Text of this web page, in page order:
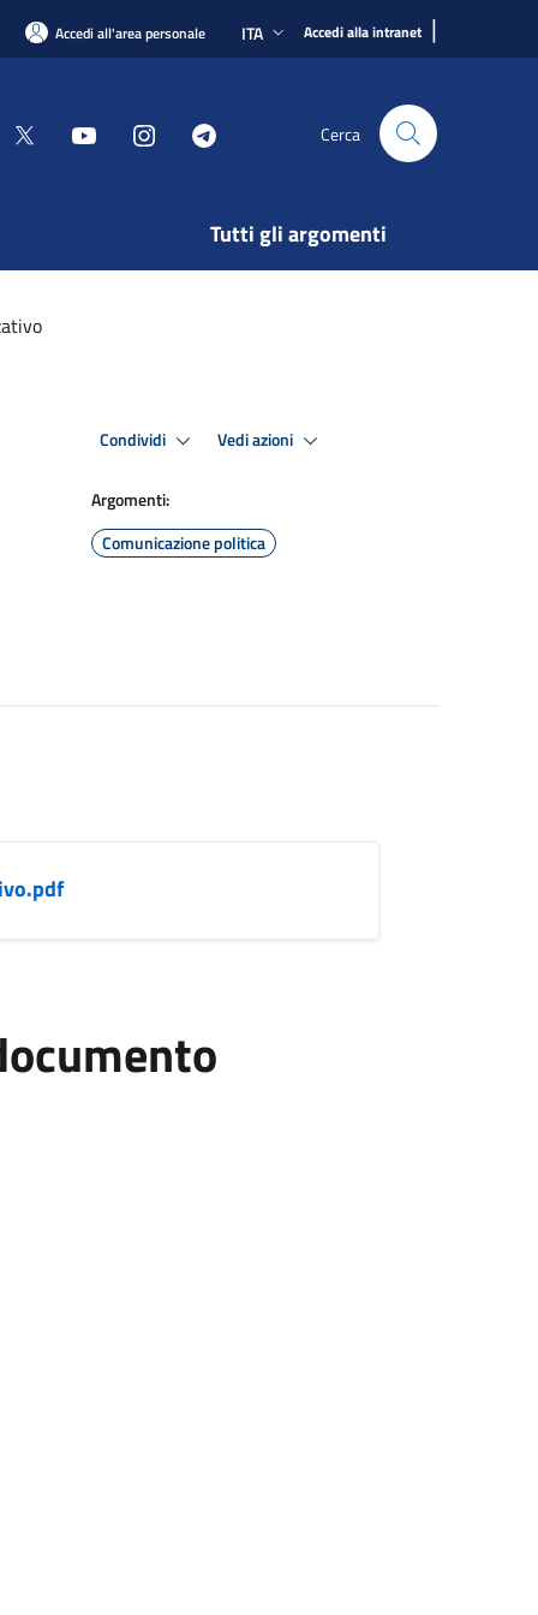
Accedi all'area personale ITA Accedi alla intranet |
Cerca
Tutti gli argomenti
Condividi Vedi azioni
Argomenti:
Comunicazione politica